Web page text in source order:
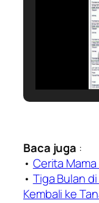
Baca juga :
• Cerita
• Tiga Bulan
Kembali ke